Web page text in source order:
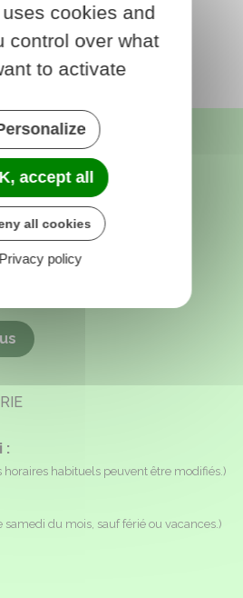
:
horaires habituels peuvent être modifiés.)
samedi du mois, sauf férié ou vacances.)
cookies and
control over what
to activate
accept all
all cookies
Privacy policy